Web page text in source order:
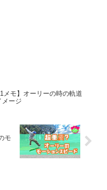
メモ】オーリーの時の軌道
メージ
モ